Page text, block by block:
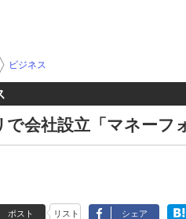
ビジネス
で会社設立「マネーフ
ポスト リスト シェア